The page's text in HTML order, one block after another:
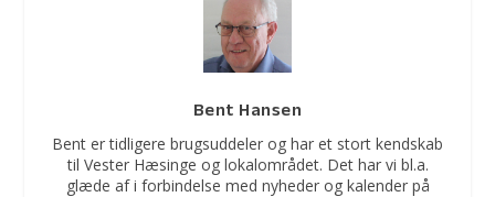
Bent Hansen
Bent er tidligere brugsuddeler og har et stort kendskab
til Vester Hæsinge og lokalområdet. Det har vi bl.a.
glæde af i forbindelse med nyheder og kalender på